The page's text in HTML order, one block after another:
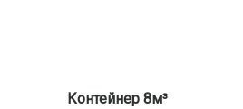
Контейнер 8м³